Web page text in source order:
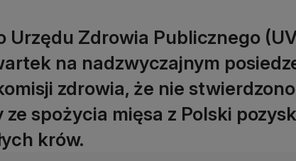
Urzędu Zdrowia Publicznego
na nadzwyczajnym
zdrowia, że nie
ze spożycia mięsa z Polski
krów.